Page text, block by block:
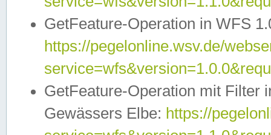
GetFeature-Operation in WFS
https://pegelonline.wsv.de/
GetFeature-Operation mit Filter
Gewässers Elbe: https://